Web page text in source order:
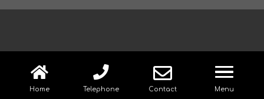
Home Telephone Contact Menu